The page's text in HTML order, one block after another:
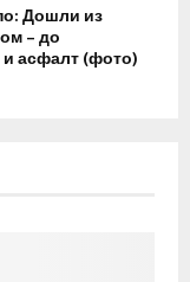
Дошли из
– до
и асфалт (фото)